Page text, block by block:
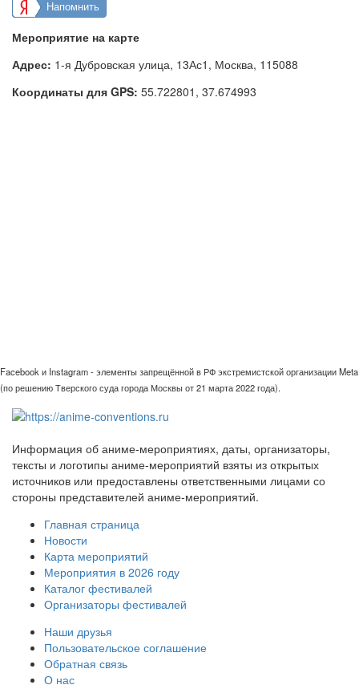
Напомнить
Мероприятие на карте
Адрес: 1-я Дубровская улица, 13Ас1, Москва, 115088
Координаты для GPS: 55.722801 , 37.674993
Facebook и Instagram - элементы запрещённой в РФ экстремистской организации Meta
(по решению Тверского суда города Москвы от 21 марта 2022 года).
Информация об аниме-мероприятиях, даты, организаторы,
тексты и логотипы аниме-мероприятий взяты из открытых
источников или предоставлены ответственными лицами со
стороны представителей аниме-мероприятий.
Главная страница
Новости
Карта мероприятий
Мероприятия в 2026 году
Каталог фестивалей
Организаторы фестивалей
Наши друзья
Пользовательское соглашение
Обратная связь
О нас